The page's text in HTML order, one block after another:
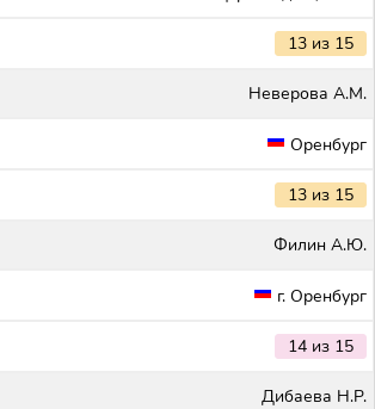
13 из 15
Неверова А.М.
Оренбург
13 из 15
Филин А.Ю.
г. Оренбург
14 из 15
Дибаева Н.Р.